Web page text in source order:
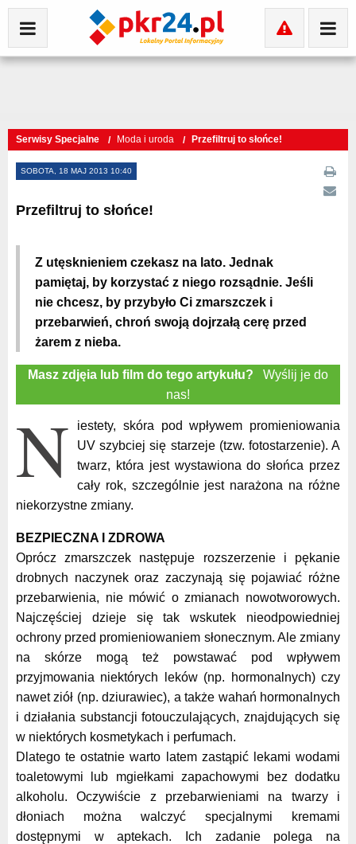
Serwisy Specjalne Moda i uroda Przefiltruj to słońce!
SOBOTA, 18 MAJ 2013 10:40
Przefiltruj to słońce!
Z utęsknieniem czekasz na lato. Jednak
pamiętaj, by korzystać z niego rozsądnie. Jeśli
nie chcesz, by przybyło Ci zmarszczek i
przebarwień, chroń swoją dojrzałą cerę przed
żarem z nieba.
Masz zdjęia lub film do tego artykułu? Wyślij je do
nas!
N
iestety, skóra pod wpływem promieniowania
UV szybciej się starzeje (tzw. fotostarzenie). A
twarz, która jest wystawiona do słońca przez
cały rok, szczególnie jest narażona na różne
niekorzystne zmiany.
BEZPIECZNA I ZDROWA
Oprócz zmarszczek następuje rozszerzenie i pękanie
drobnych naczynek oraz zaczynają się pojawiać różne
przebarwienia, nie mówić o zmianach nowotworowych.
Najczęściej dzieje się tak wskutek nieodpowiedniej
ochrony przed promieniowaniem słonecznym. Ale zmiany
na skórze mogą też powstawać pod wpływem
przyjmowania niektórych leków (np. hormonalnych) czy
nawet ziół (np. dziurawiec), a także wahań hormonalnych
i działania substancji fotouczulających, znajdujących się
w niektórych kosmetykach i perfumach.
Dlatego te ostatnie warto latem zastąpić lekami wodami
toaletowymi lub mgiełkami zapachowymi bez dodatku
alkoholu. Oczywiście z przebarwieniami na twarzy i
dłoniach można walczyć specjalnymi kremami
dostępnymi w aptekach. Ich zadanie polega na